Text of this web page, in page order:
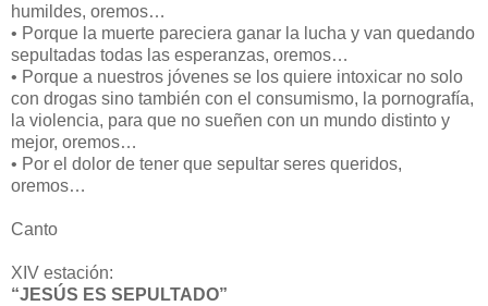
humildes, oremos…
• Porque la muerte pareciera ganar la lucha y van quedando
sepultadas todas las esperanzas, oremos…
• Porque a nuestros jóvenes se los quiere intoxicar no solo
con drogas sino también con el consumismo, la pornografía,
la violencia, para que no sueñen con un mundo distinto y
mejor, oremos…
• Por el dolor de tener que sepultar seres queridos,
oremos…
Canto
XIV estación:
“JESÚS ES SEPULTADO”